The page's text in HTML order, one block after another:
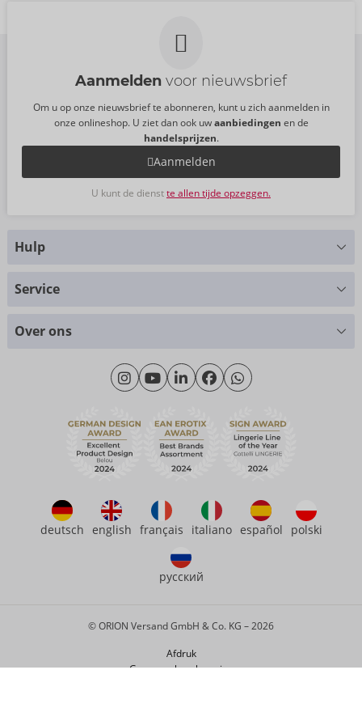
Aanmelden voor nieuwsbrief
Om u op onze nieuwsbrief te abonneren, kunt u zich aanmelden in
onze onlineshop. U ziet dan ook uwaanbiedingen en de
handelsprijzen.
Aanmelden
U kunt de dienstte allen tijde opzeggen.
Hulp
Maandag - Donderdag: 09.00 - 16.00 uur
Vrijdag: 09.00 - 15.00 uur
Contact opnemen met
Veelgestelde vragen (FAQ)
Service
Over ons
Over ons
Duurzaamheid
eroFame
deutsch english français italiano español polski
русский
Afdruk
Gegevensbescherming
© ORION Versand GmbH & Co. KG – 2026